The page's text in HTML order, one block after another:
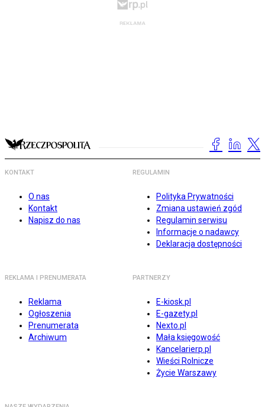
KONTAKT
O nas
Kontakt
Napisz do nas
REGULAMIN
Polityka Prywatności
Zmiana ustawień zgód
Regulamin serwisu
Informacje o nadawcy
Deklaracja dostępności
REKLAMA I PRENUMERATA
Reklama
Ogłoszenia
Prenumerata
Archiwum
PARTNERZY
E-kiosk.pl
E-gazety.pl
Nexto.pl
Mała księgowość
Kancelarierp.pl
Wieści Rolnicze
Życie Warszawy